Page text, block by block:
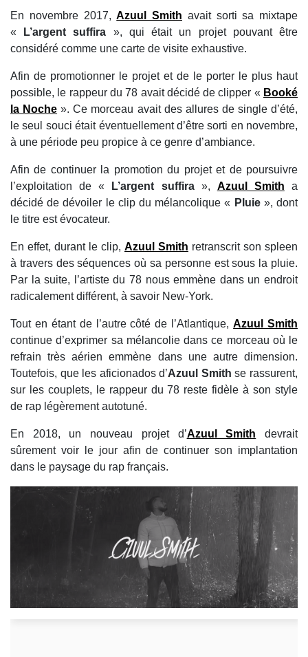
En novembre 2017,Azuul Smith avait sorti sa mixtape
«
L’argent suffira », qui était un projet pouvant être
considéré comme une carte de visite exhaustive.
Afin de promotionner le projet et de le porter le plus haut
possible, le rappeur du 78 avait décidé de clipper « Booké
la Noche ». Ce morceau avait des allures de single d’été,
le seul souci était éventuellement d’être sorti en novembre,
à une période peu propice à ce genre d’ambiance.
Afin de continuer la promotion du projet et de poursuivre
l’exploitation de «
L’argent suffira», Azuul Smith a
décidé de dévoiler le clip du mélancolique « Pluie », dont
le titre est évocateur.
En effet, durant le clip, Azuul Smith retranscrit son spleen
à travers des séquences où sa personne est sous la pluie.
Par la suite, l’artiste du 78 nous emmène dans un endroit
radicalement différent, à savoir New-York.
Tout en étant de l’autre côté de l’Atlantique,Azuul Smith
continue d’exprimer sa mélancolie dans ce morceau où le
refrain très aérien emmène dans une autre dimension.
Toutefois, que les aficionados d’Azuul Smith se rassurent,
sur les couplets, le rappeur du 78 reste fidèle à son style
de rap légèrement autotuné.
En 2018, un nouveau projet d’Azuul Smith devrait
sûrement voir le jour afin de continuer son implantation
dans le paysage du rap français.